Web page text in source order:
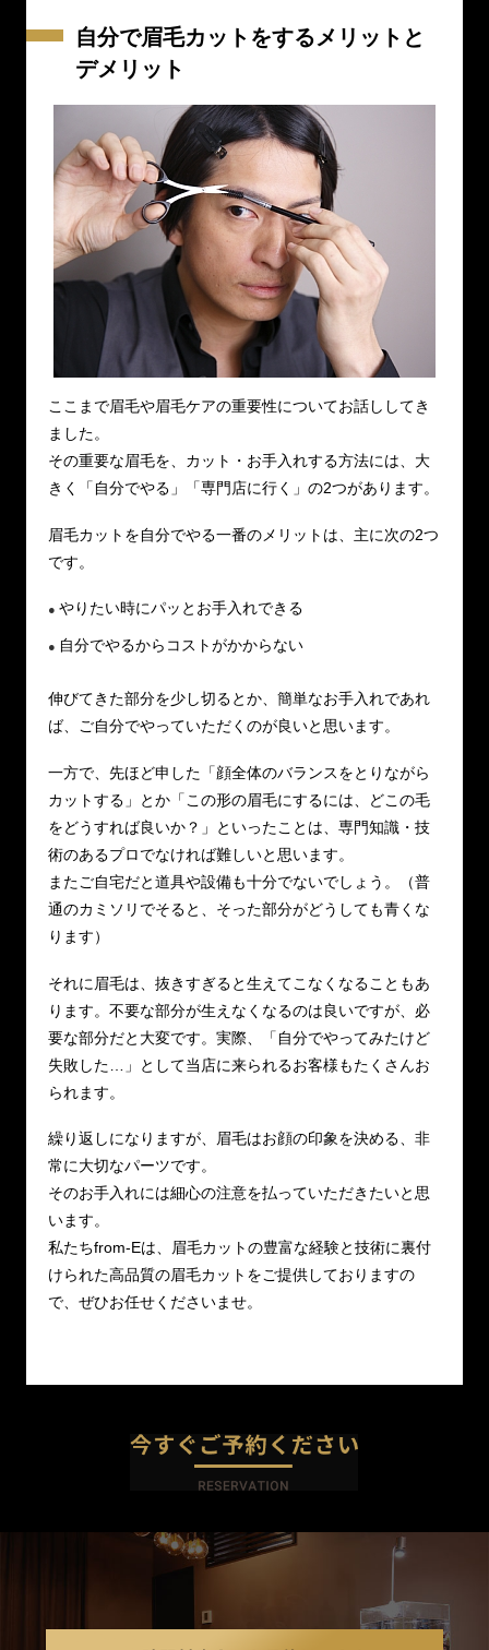
自分で眉毛カットをするメリットと
デメリット
ここまで眉毛や眉毛ケアの重要性についてお話ししてき
ました。
その重要な眉毛を、カット・お手入れする方法には、大
きく「自分でやる」「専門店に行く」の2つがあります。
眉毛カットを自分でやる一番のメリットは、主に次の2つ
です。
やりたい時にパッとお手入れできる
自分でやるからコストがかからない
伸びてきた部分を少し切るとか、簡単なお手入れであれ
ば、ご自分でやっていただくのが良いと思います。
一方で、先ほど申した「顔全体のバランスをとりながら
カットする」とか「この形の眉毛にするには、どこの毛
をどうすれば良いか？」といったことは、専門知識・技
術のあるプロでなければ難しいと思います。
またご自宅だと道具や設備も十分でないでしょう。（普
通のカミソリでそると、そった部分がどうしても青くな
ります）
それに眉毛は、抜きすぎると生えてこなくなることもあ
ります。不要な部分が生えなくなるのは良いですが、必
要な部分だと大変です。実際、「自分でやってみたけど
失敗した…」として当店に来られるお客様もたくさんお
られます。
繰り返しになりますが、眉毛はお顔の印象を決める、非
常に大切なパーツです。
そのお手入れには細心の注意を払っていただきたいと思
います。
私たちfrom-Eは、眉毛カットの豊富な経験と技術に裏付
けられた高品質の眉毛カットをご提供しておりますの
で、ぜひお任せくださいませ。